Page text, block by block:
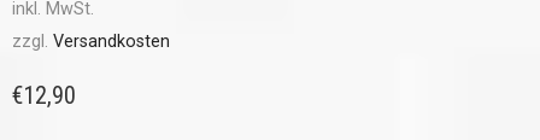
inkl. MwSt.
zzgl. Versandkosten
€12,90